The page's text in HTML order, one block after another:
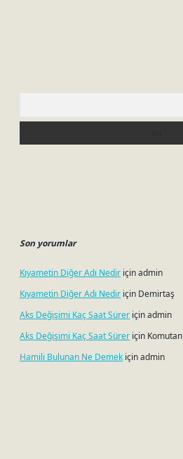
Son yorumlar
Kıyametin Diğer Adı Nedir içinadmin
Kıyametin Diğer Adı Nedir için Demirtaş
Aks Değişimi Kaç Saat Sürer içinadmin
Aks Değişimi Kaç Saat Sürer için Komutan
Hamili Bulunan Ne Demek içinadmin